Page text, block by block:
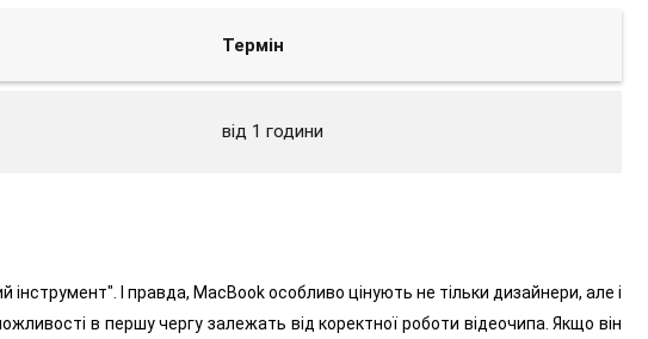
Термін
від 1 години
І правда, MacBook особливо цінують не тільки дизайнери, але і
в першу чергу залежать від коректної роботи відеочипа. Якщо він